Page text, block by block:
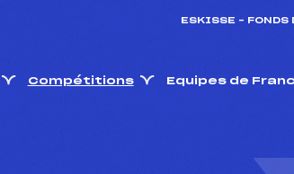
ESKISSE – FONDS
Compétitions Equipes de